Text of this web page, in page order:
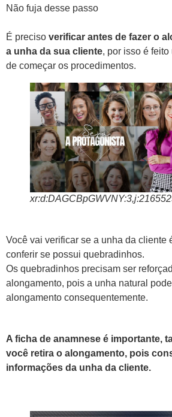
Não fuja desse passo
É preciso verificar antes de fazer o
a unha da sua cliente, por isso é
de começar os procedimentos.
Você vai verificar se a unha da cliente
conferir se possui quebradinhos.
Os quebradinhos precisam ser
alongamento, pois a unha natural
alongamento consequentemente.
A ficha de anamnese é importante,
você retira o alongamento, pois
informações da unha da cliente.